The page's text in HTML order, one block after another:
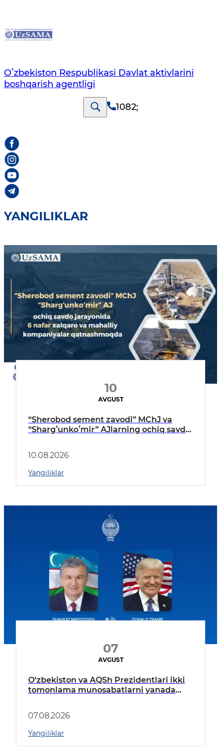
Oʻzbekiston Respublikasi Davlat aktivlarini
boshqarish agentligi
1082;
YANGILIKLAR
10
AVGUST
“Sherobod sement zavodi” MChJ va
“Shargʻunkoʻmir” AJlarning ochiq savdo
10.08.2026
Yangiliklar
07
AVGUST
O‘zbekiston va AQSh Prezidentlari ikki
tomonlama munosabatlarni yanada
07.08.2026
Yangiliklar